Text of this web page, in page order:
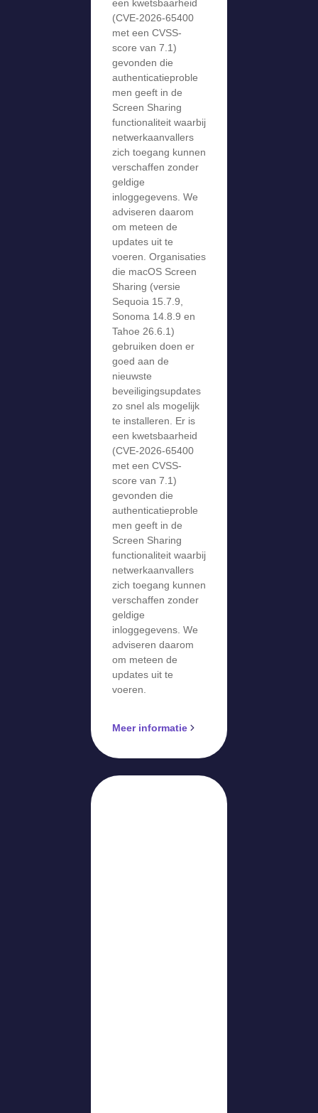
een kwetsbaarheid
(CVE-2026-65400
met een CVSS-
score van 7.1)
gevonden die
authenticatieproble
men geeft in de
Screen Sharing
functionaliteit waarbij
netwerkaanvallers
zich toegang kunnen
verschaffen zonder
geldige
inloggegevens. We
adviseren daarom
om meteen de
updates uit te
voeren. Organisaties
die macOS Screen
Sharing (versie
Sequoia 15.7.9,
Sonoma 14.8.9 en
Tahoe 26.6.1)
gebruiken doen er
goed aan de
nieuwste
beveiligingsupdates
zo snel als mogelijk
te installeren. Er is
een kwetsbaarheid
(CVE-2026-65400
met een CVSS-
score van 7.1)
gevonden die
authenticatieproble
men geeft in de
Screen Sharing
functionaliteit waarbij
netwerkaanvallers
zich toegang kunnen
verschaffen zonder
geldige
inloggegevens. We
adviseren daarom
om meteen de
updates uit te
voeren.
Meer informatie